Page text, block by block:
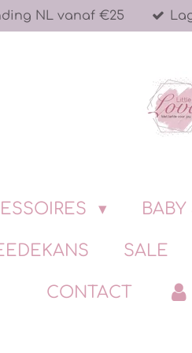
NL vanaf €25
BABY
SALE
CONTACT